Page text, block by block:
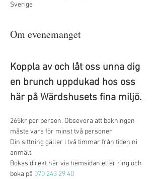
Sverige
Om evenemanget
Koppla av och låt oss unna dig
en brunch uppdukad hos oss
här på Wärdshusets fina miljö.
265kr per person. Obsevera att bokningen
måste vara för minst två personer
Din sittning gäller i två timmar från tiden ni
anmält.
Bokas direkt här via hemsidan eller ring och
boka på 070 243 29 40